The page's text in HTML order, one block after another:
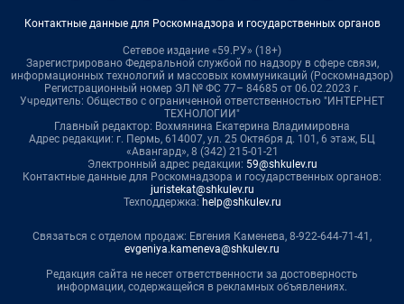
Контактные данные для Роскомнадзора и государственных органов
Сетевое издание «59.РУ» (18+)
Зарегистрировано Федеральной службой по надзору в сфере связи,
информационных технологий и массовых коммуникаций (Роскомнадзор)
Регистрационный номер ЭЛ № ФС 77– 84685 от 06.02.2023 г.
Учредитель: Общество с ограниченной ответственностью "ИНТЕРНЕТ
ТЕХНОЛОГИИ"
Главный редактор: Вохмянина Екатерина Владимировна
Адрес редакции: г. Пермь, 614007, ул. 25 Октября д. 101, 6 этаж, БЦ
«Авангард», 8 (342) 215-01-21
Электронный адрес редакции: 59@shkulev.ru
Контактные данные для Роскомнадзора и государственных органов:
juristekat@shkulev.ru
Техподдержка: help@shkulev.ru
Связаться с отделом продаж: Евгения Каменева, 8-922-644-71-41,
evgeniya.kameneva@shkulev.ru
Редакция сайта не несет ответственности за достоверность
информации, содержащейся в рекламных объявлениях.